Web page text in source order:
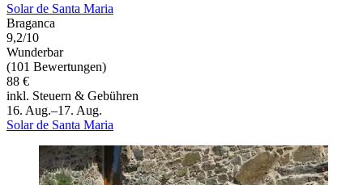
Solar de Santa Maria
Braganca
9,2/10
Wunderbar
(101 Bewertungen)
88 €
inkl. Steuern & Gebühren
16. Aug.–17. Aug.
Solar de Santa Maria